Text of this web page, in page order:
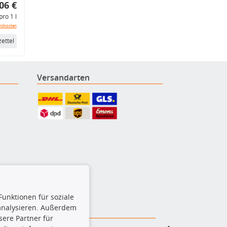
€
1 l
Versandarten
für soziale
Außerdem
Partner für